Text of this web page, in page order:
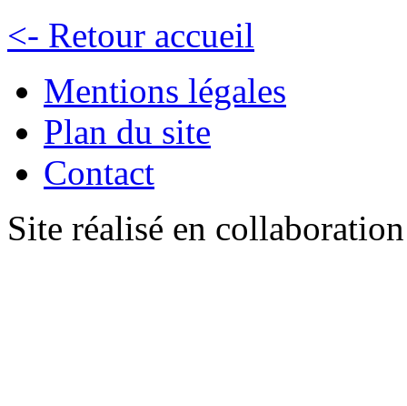
<- Retour accueil
Mentions légales
Plan du site
Contact
Site réalisé en